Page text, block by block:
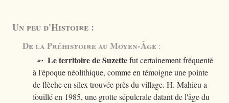
Un peu d'Histoire :
De la Préhistoire au Moyen-Âge :
➵ Le territoire de Suzettefut certainement fréquenté
à l'époque néolithique, comme en témoigne une pointe
de flèche en silex trouvée près du village. H. Mahieu a
fouillé en 1985, une grotte sépulcrale datant de l'âge du